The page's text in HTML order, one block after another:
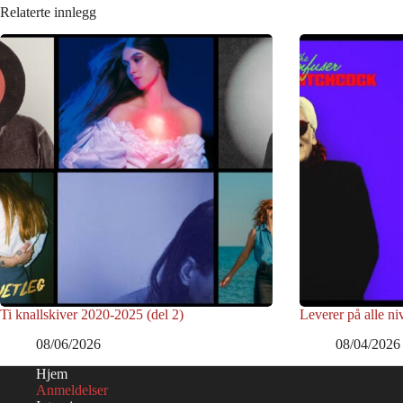
Relaterte innlegg
Ti knallskiver 2020-2025 (del 2)
08/06/2026
Leverer på alle
08/04/2026
Hjem
Anmeldelser